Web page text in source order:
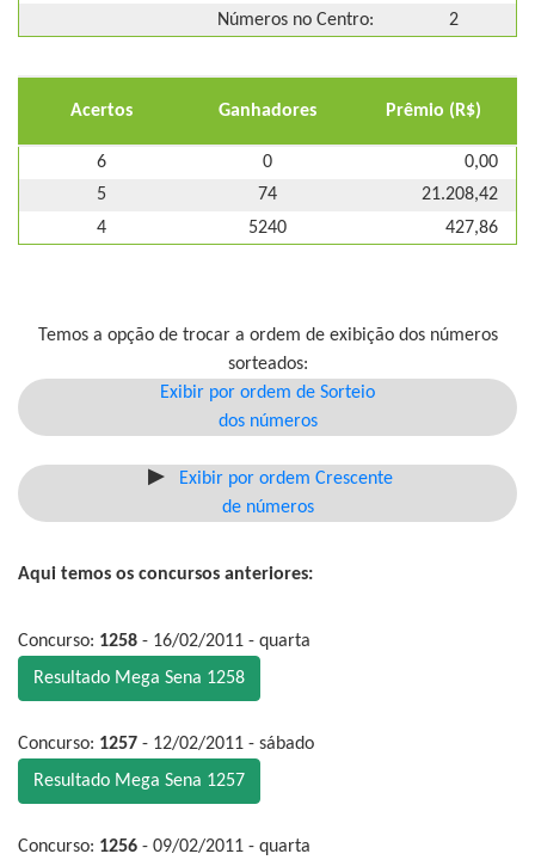
Números no Centro:
2
Acertos Ganhadores Prêmio (R$)
6 0
0,00
5
74
21.208,42
4
5240 427,86
Temos a opção de trocar a ordem de exibição dos números
sorteados:
Exibir por ordem de Sorteio
dos números
Exibir por ordem Crescente
de números
Aqui temos os concursos anteriores:
Concurso: 1258 - 16/02/2011 - quarta
Resultado Mega Sena 1258
Concurso: 1257 - 12/02/2011 - sábado
Resultado Mega Sena 1257
Concurso: 1256 - 09/02/2011 - quarta